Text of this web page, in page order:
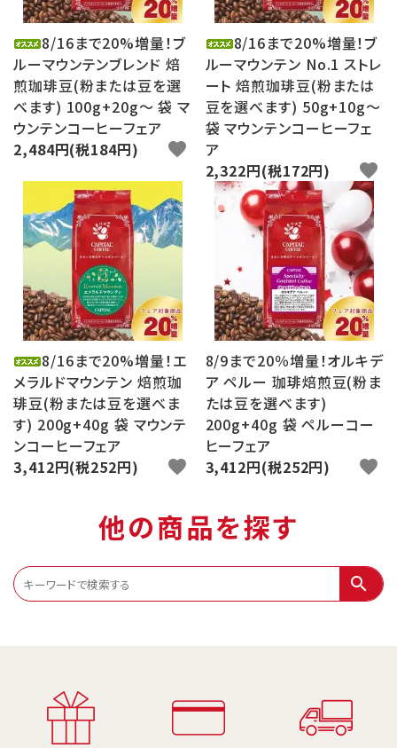
8/16まで20%増量！ブ
ルーマウンテンブレンド 焙
煎珈琲豆(粉または豆を選
べます) 100g+20g～ 袋 マ
ウンテンコーヒーフェア
2,484円(税184円)
favorite
8/16まで20%増量！ブ
ルーマウンテン No.1 ストレ
ート 焙煎珈琲豆(粉または
豆を選べます) 50g+10g～
袋 マウンテンコーヒーフェ
ア
2,322円(税172円)
favorite
8/16まで20%増量！エ
メラルドマウンテン 焙煎珈
琲豆(粉または豆を選べま
す) 200g+40g 袋 マウンテ
ンコーヒーフェア
3,412円(税252円)
favorite
8/9まで20％増量！オルキデ
ア ペルー 珈琲焙煎豆(粉ま
たは豆を選べます)
200g+40g 袋 ペルーコー
ヒーフェア
3,412円(税252円)
favorite
他の商品を探す
search